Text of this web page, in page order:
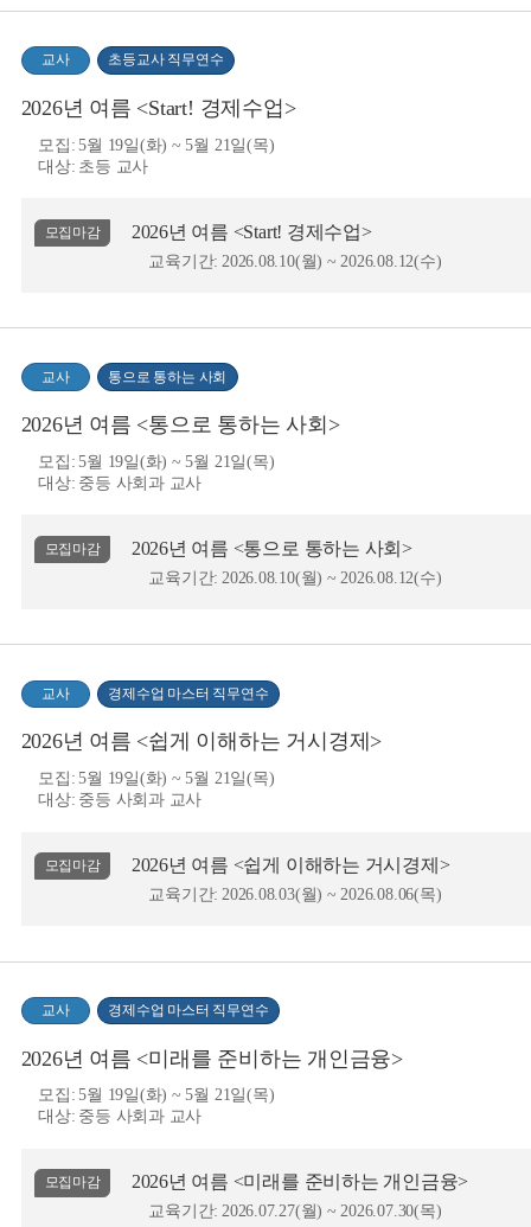
교사 초등교사 직무연수
2026년 여름 <Start! 경제수업>
모집: 5월 19일(화) ~ 5월 21일(목)
대상: 초등 교사
모집마감 2026년 여름 <Start! 경제수업>
교육기간: 2026.08.10(월) ~ 2026.08.12(수)
교사 통으로 통하는 사회
2026년 여름 <통으로 통하는 사회>
모집: 5월 19일(화) ~ 5월 21일(목)
대상: 중등 사회과 교사
모집마감 2026년 여름 <통으로 통하는 사회>
교육기간: 2026.08.10(월) ~ 2026.08.12(수)
교사 경제수업 마스터 직무연수
2026년 여름 <쉽게 이해하는 거시경제>
모집: 5월 19일(화) ~ 5월 21일(목)
대상: 중등 사회과 교사
모집마감 2026년 여름 <쉽게 이해하는 거시경제>
교육기간: 2026.08.03(월) ~ 2026.08.06(목)
교사 경제수업 마스터 직무연수
2026년 여름 <미래를 준비하는 개인금융>
모집: 5월 19일(화) ~ 5월 21일(목)
대상: 중등 사회과 교사
모집마감 2026년 여름 <미래를 준비하는 개인금융>
교육기간: 2026.07.27(월) ~ 2026.07.30(목)